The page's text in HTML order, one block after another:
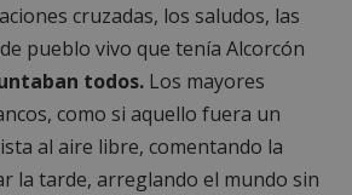
cruzadas, los saludos, las
pueblo vivo que tenía Alcorcón
todos. Los mayores
como si aquello fuera un
al aire libre, comentando la
la tarde, arreglando el mundo sin